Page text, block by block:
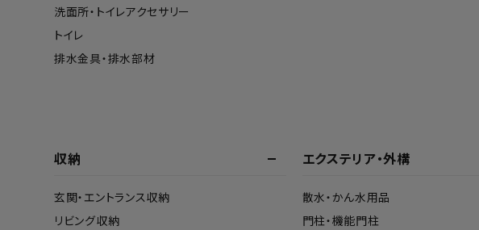
洗面所・トイレアクセサリー
トイレ
排水金具・排水部材
収納
玄関・エントランス収納
リビング収納
エクステリア・外構
散水・かん水用品
門柱・機能門柱